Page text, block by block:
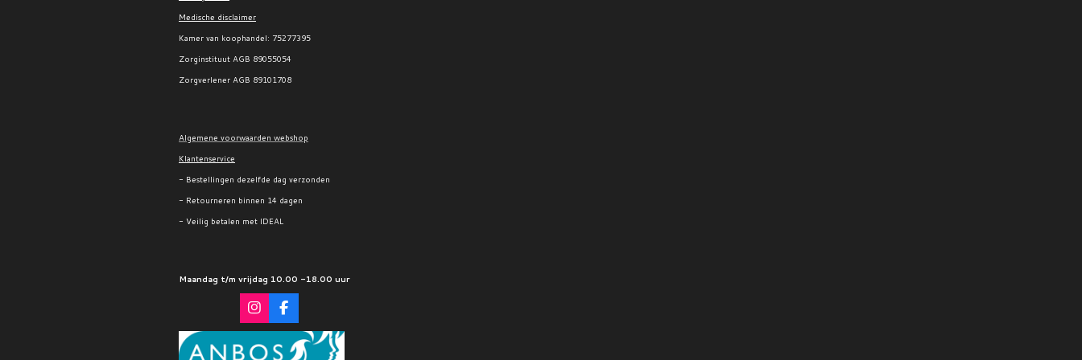
Medische disclaimer
Kamer van koophandel: 75277395
Zorginstituut AGB 89055054
Zorgverlener AGB 89101708
Algemene voorwaarden webshop
Klantenservice
- Bestellingen dezelfde dag verzonden
- Retourneren binnen 14 dagen
- Veilig betalen met IDEAL
Maandag t/m vrijdag 10.00 -18.00 uur
I
n
t
F
a
e